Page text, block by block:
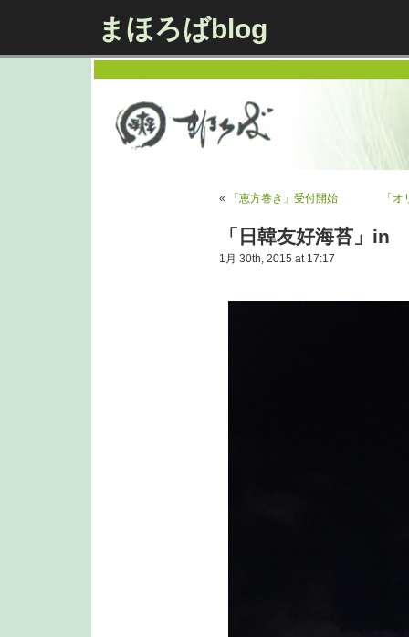
まほろばblog
« 「恵方巻き」受付開始 「
「日韓友好海苔」in
1月 30th, 2015 at 17:17